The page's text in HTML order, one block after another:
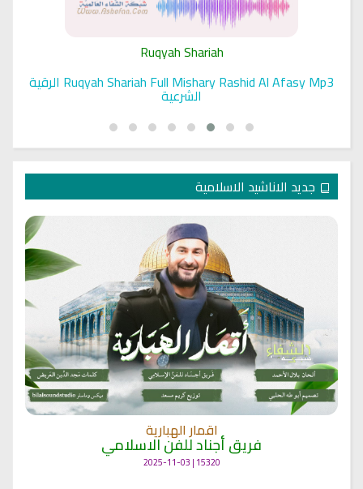
Ruqyah Shariah
Ruqyah Shariah Full Mishary Rashid Al Afasy Mp3 الرقية
الشرعية
جديد الاناشيد الاسلامية
اقمار الهبارية
فريق أجناد للفن الاسلامي
15320 | 2025-11-03